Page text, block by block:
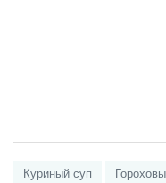
Куриный суп